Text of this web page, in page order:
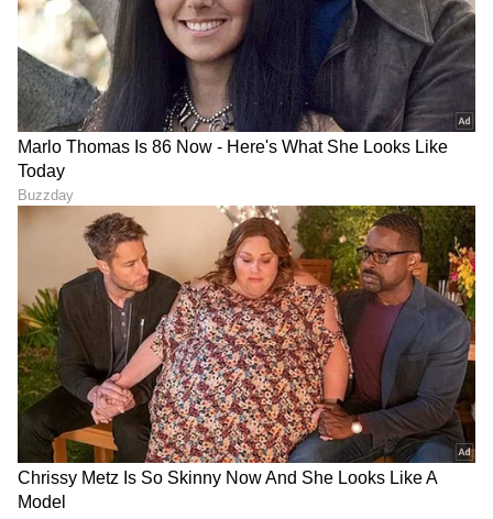
ಬಿಸಿಯಾಗಿರುತ್ತದೆ. ಸೂರ್ಯನಿಂದ ದೂರ ಸಾಗಿದಂತೆ ಬಿಸಿ
ಕಡಿಮೆಯಾಗುತ್ತದೆ ಎಂದು ನಾವು ಭಾವಿಸುತ್ತೇವೆ. ಆದರೆ,
ಇದಕ್ಕೆ ವ್ಯತಿರಿಕ್ತವಾಗಿ, ಕೊರೋನಾ ಸೂರ್ಯನ
ಮೇಲ್ಮಗಿಂತಲೂ ಹೆಚ್ಚು ಬಿಸಿಯಾಗಿರುತ್ತದೆ. ಇದರ ಹಿಂದಿನ
ಕಾರಣವೇನೆಂದು ತಿಳಿಯಲು ವಿಜ್ಞಾನಿಗಳು ಪ್ರಯತ್ನ
ನಡೆಸುತ್ತಿದ್ದಾರೆ. ಕೊರೋನಾದ ಅಧ್ಯಯನ ವಿಜ್ಞಾನಿಗಳಿಗೆ ಸೌರ
ಮಾರುತ, ಸೌರ ಬಿರುಗಾಳಿ ಅಥವಾ ಕೊರೋನಲ್ ಮಾಸ್
ಇಜೆಕ್ಷನ್‌ ನಂತಹ ಪ್ರಕ್ರಿಯೆಗಳನ್ನು ಅರ್ಥ ಮಾಡಿಕೊಳ್ಳಲು
ನೆರವಾಗುತ್ತದೆ.
ಸೂರ್ಯನಿಂದ ಬರುವ ಇಂತಹ ಶಕ್ತಿಯ ಪ್ರಬಲ ಸ್ಫೋಟಗಳು
ಬಾಹ್ಯಾಕಾಶದಲ್ಲಿರುವ ಉಪಗ್ರಹಗಳ ಮೇಲೆ ಪರಿಣಾಮ
ಬೀರುತ್ತವೆ. ಆದರೊಡನೆ, ಸಂವಹನ ವ್ಯವಸ್ಥೆಗಳನ್ನು
ಹಾಳುಮಾಡಿ, ಭೂಮಿಯಲ್ಲಿನ ಪವರ್ ಗ್ರಿಡ್‌ಗಳ ಮೇಲೂ ಅಡ್ಡ
ಪರಿಣಾಮಗಳನ್ನು ಬೀರುತ್ತವೆ. ಒಕಲ್ಪರ್ ಸ್ಪೇಸ್‌ಕ್ರಾಫ್ಟ್
(ಒಎಸ್‌ಸಿ) ಎನ್ನುವ ಬಾಹ್ಯಾಕಾಶ ನೌಕೆ 1.4 ಮೀ.